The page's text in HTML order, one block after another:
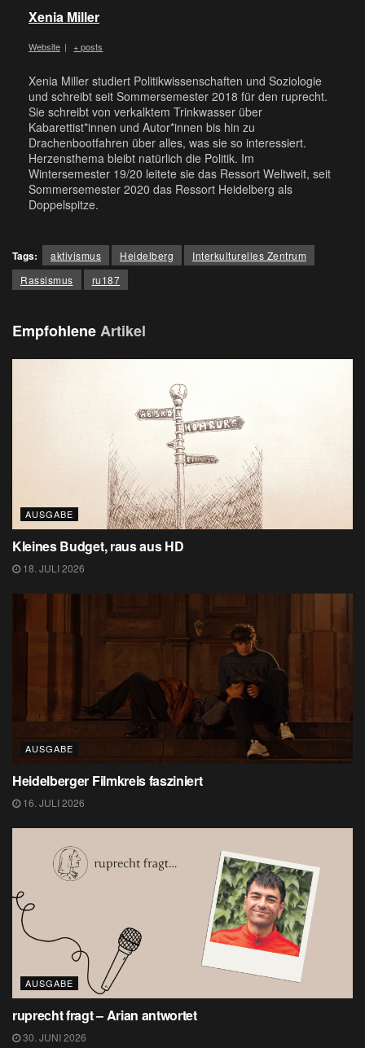
Xenia Miller
Website | + posts
Xenia Miller studiert Politikwissenschaften und Soziologie
und schreibt seit Sommersemester 2018 für den ruprecht.
Sie schreibt von verkalktem Trinkwasser über
Kabarettist*innen und Autor*innen bis hin zu
Drachenbootfahren über alles, was sie so interessiert.
Herzensthema bleibt natürlich die Politik. Im
Wintersemester 19/20 leitete sie das Ressort Weltweit, seit
Sommersemester 2020 das Ressort Heidelberg als
Doppelspitze.
Tags: aktivismus Heidelberg
Interkulturelles Zentrum
Rassismus
ru187
EmpfohleneArtikel
AUSGABE
Kleines Budget, raus aus HD
18. JULI 2026
AUSGABE
Heidelberger Filmkreis fasziniert
16. JULI 2026
AUSGABE
ruprecht fragt – Arian antwortet
30. JUNI 2026